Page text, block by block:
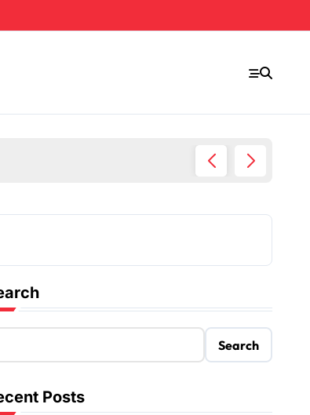
Sakit Surabaya Yang Melayani Pasien BPJS
Search
Posts